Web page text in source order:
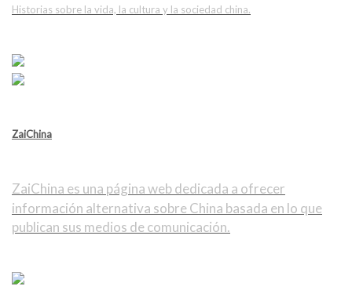
Historias sobre la vida, la cultura y la sociedad china.
ZaiChina
ZaiChina es una página web dedicada a ofrecer
información alternativa sobre China basada en lo que
publican sus medios de comunicación.